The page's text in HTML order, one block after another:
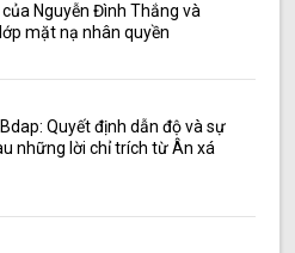
Nguyễn Đình Thắng và
mặt nạ nhân quyền
Quyết định dẫn độ và sự
những lời chỉ trích từ Ân xá